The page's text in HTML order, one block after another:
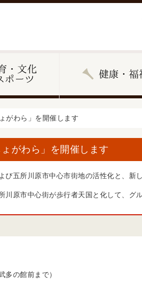
がわら」を開催します
がわら」を開催します
五所川原市中心市街地の活性化と、新
原市中心街が歩行者天国と化して、グ
多の館前まで）